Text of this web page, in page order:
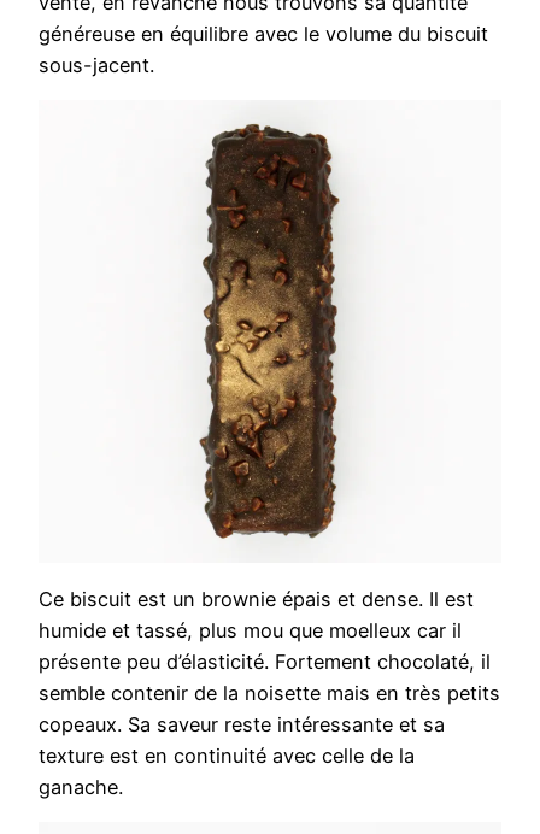
généreuse en équilibre avec le volume du biscuit
sous-jacent.
Ce biscuit est un brownie épais et dense. Il est
humide et tassé, plus mou que moelleux car il
présente peu d’élasticité. Fortement chocolaté, il
semble contenir de la noisette mais en très petits
copeaux. Sa saveur reste intéressante et sa
texture est en continuité avec celle de la
ganache.